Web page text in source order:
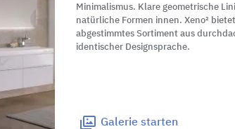
Minimalismus. Klare geometrische
natürliche Formen innen. Xeno²
abgestimmtes Sortiment aus
identischer Designsprache.
Galerie starten